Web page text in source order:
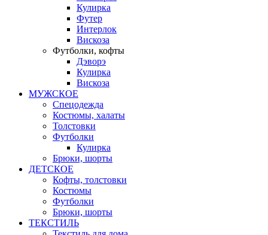
Кулирка
Футер
Интерлок
Вискоза
Футболки, кофты
Дэворэ
Кулирка
Вискоза
МУЖСКОЕ
Спецодежда
Костюмы, халаты
Толстовки
Футболки
Кулирка
Брюки, шорты
ДЕТСКОЕ
Кофты, толстовки
Костюмы
Футболки
Брюки, шорты
ТЕКСТИЛЬ